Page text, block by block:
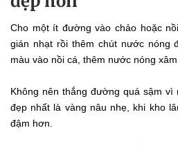
Cho một ít đường vào chảo hoặc
gián nhạt rồi thêm chút nước nóng
màu vào nồi cá, thêm nước nóng xâm
Không nên thắng đường quá sậm vì
đẹp nhất là vàng nâu nhẹ, khi kho
đậm hơn.